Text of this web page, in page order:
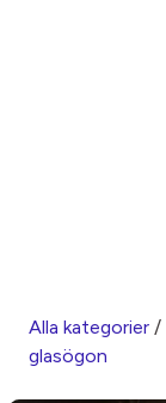
Alla kategorier /
glasögon